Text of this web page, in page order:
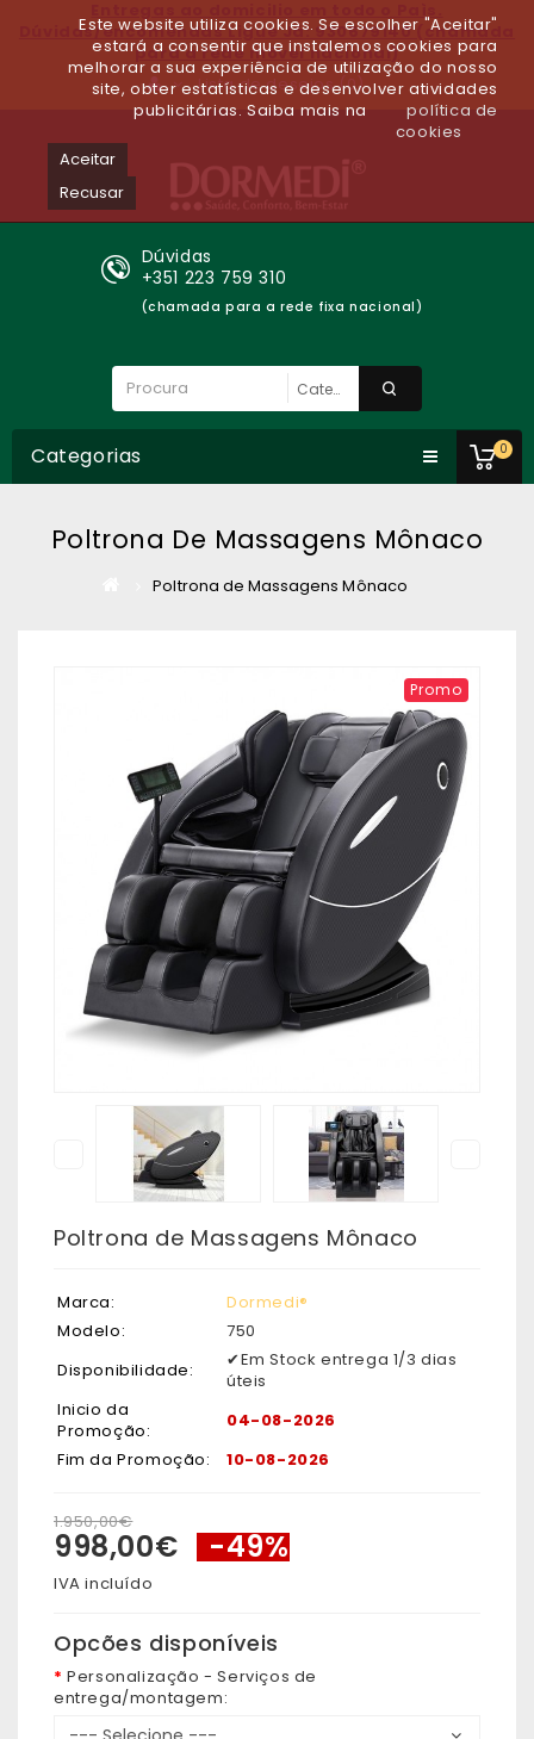
Dúvidas/encomendas Ligue Já: 930679140 (chamada
para a rede móvel nacional)
Lista de desejos (0)
0
Dúvidas
+351 223 759 310
(chamada para a rede fixa nacional)
Categorias
Poltrona De Massagens Mônaco
Poltrona de Massagens Mônaco
Promo
Poltrona de Massagens Mônaco
Marca:
Dormedi®
Modelo:
750
Disponibilidade:
✔Em Stock entrega 1/3 dias
úteis
Inicio da
Promoção:
04-08-2026
Fim da Promoção:
10-08-2026
1.950,00€
998,00€ -49%
IVA incluído
Opcões disponíveis
Personalização - Serviços de
entrega/montagem:
Este website utiliza cookies. Se escolher "Aceitar"
estará a consentir que instalemos cookies para
melhorar a sua experiência de utilização do nosso
site, obter estatísticas e desenvolver atividades
publicitárias. Saiba mais na
política de
cookies
Aceitar
Recusar